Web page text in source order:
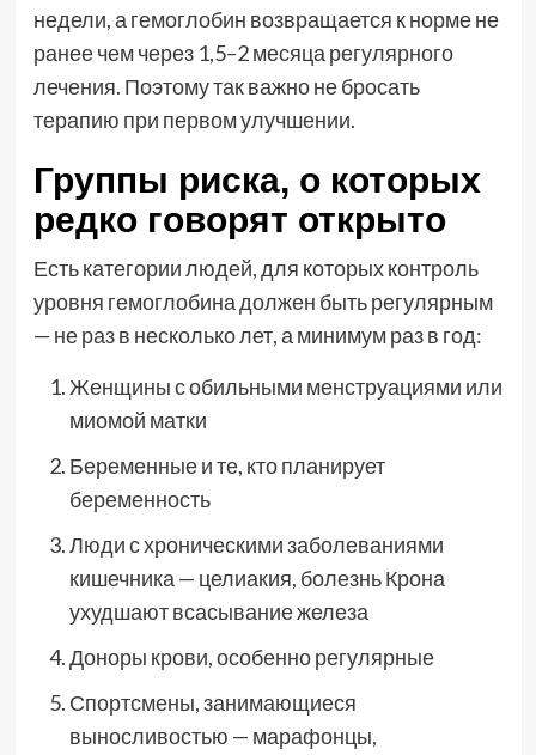
недели, а гемоглобин возвращается к норме не
ранее чем через 1,5–2 месяца регулярного
лечения. Поэтому так важно не бросать
терапию при первом улучшении.
Группы риска, о которых
редко говорят открыто
Есть категории людей, для которых контроль
уровня гемоглобина должен быть регулярным
— не раз в несколько лет, а минимум раз в год:
Женщины с обильными менструациями или
миомой матки
Беременные и те, кто планирует
беременность
Люди с хроническими заболеваниями
кишечника — целиакия, болезнь Крона
ухудшают всасывание железа
Доноры крови, особенно регулярные
Спортсмены, занимающиеся
выносливостью — марафонцы,